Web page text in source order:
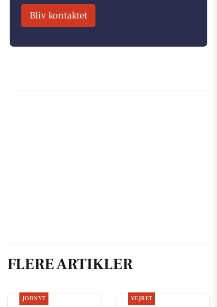
Bliv kontaktet
FLERE ARTIKLER
JOBNYT VEJRET